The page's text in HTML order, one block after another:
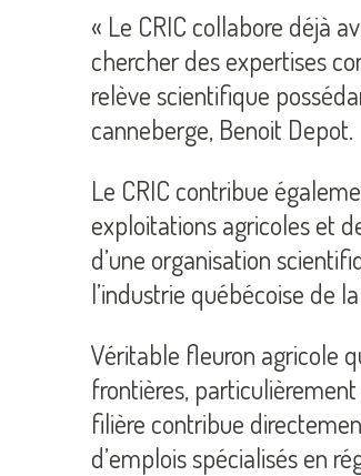
« Le CRIC collabore déjà
chercher des expertises
relève scientifique
canneberge, Benoit Depot.
Le CRIC contribue
exploitations agricoles et
d’une organisation
l’industrie québécoise de
Véritable fleuron agricole
frontières,
filière contribue
d’emplois spécialisés en